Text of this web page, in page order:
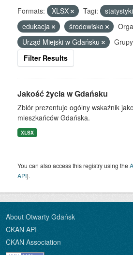
Formats: XLSX Tagi: statystyki
edukacja
środowisko
Urząd Miejski w Gdańsku
Filter Results
Jakość życia w Gdańsku
Zbiór prezentuje ogólny wskaźnik
mieszkańców Gdańska.
XLSX
You can also access this registry using the
API).
About Otwarty Gdańsk
CKAN API
CKAN Association